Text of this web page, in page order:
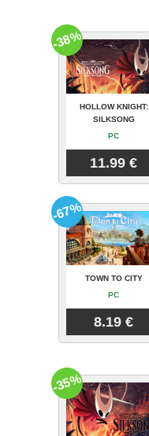
HOLLOW KNIGHT:
SILKSONG
PC
11.99 €
-38%
TOWN TO CITY
PC
8.19 €
-67%
-35%